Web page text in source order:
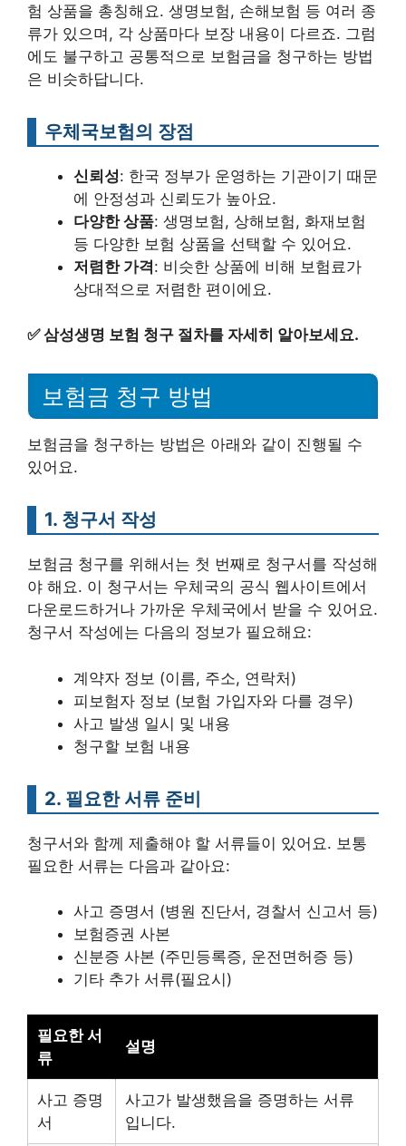
험 상품을 총칭해요. 생명보험, 손해보험 등 여러 종
류가 있으며, 각 상품마다 보장 내용이 다르죠. 그럼
에도 불구하고 공통적으로 보험금을 청구하는 방법
은 비슷하답니다.
우체국보험의 장점
신뢰성: 한국 정부가 운영하는 기관이기 때문
에 안정성과 신뢰도가 높아요.
다양한 상품: 생명보험, 상해보험, 화재보험
등 다양한 보험 상품을 선택할 수 있어요.
저렴한 가격: 비슷한 상품에 비해 보험료가
상대적으로 저렴한 편이에요.
✅삼성생명 보험 청구 절차를 자세히 알아보세요.
보험금 청구 방법
보험금을 청구하는 방법은 아래와 같이 진행될 수
있어요.
1. 청구서 작성
보험금 청구를 위해서는 첫 번째로 청구서를 작성해
야 해요. 이 청구서는 우체국의 공식 웹사이트에서
다운로드하거나 가까운 우체국에서 받을 수 있어요.
청구서 작성에는 다음의 정보가 필요해요:
계약자 정보 (이름, 주소, 연락처)
피보험자 정보 (보험 가입자와 다를 경우)
사고 발생 일시 및 내용
청구할 보험 내용
2. 필요한 서류 준비
청구서와 함께 제출해야 할 서류들이 있어요. 보통
필요한 서류는 다음과 같아요:
사고 증명서 (병원 진단서, 경찰서 신고서 등)
보험증권 사본
신분증 사본 (주민등록증, 운전면허증 등)
기타 추가 서류(필요시)
필요한 서
류
설명
사고 증명
서
사고가 발생했음을 증명하는 서류
입니다.